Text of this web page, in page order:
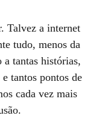
Talvez a internet
tudo, menos da
a tantas histórias,
tantos pontos de
cada vez mais